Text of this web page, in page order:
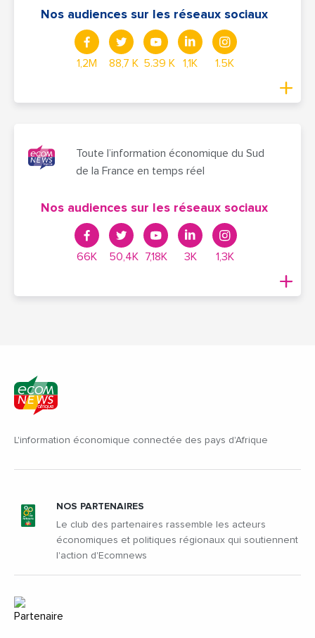
Nos audiences sur les réseaux sociaux
1,2M 88,7 K 5.39 K 1,1K 1.5K
Toute l’information économique du Sud
de la France en temps réel
Nos audiences sur les réseaux sociaux
66K 50,4K 7,18K 3K 1,3K
L'information économique connectée des pays d'Afrique
NOS PARTENAIRES
Le club des partenaires rassemble les acteurs
économiques et politiques régionaux qui soutiennent
l'action d'Ecomnews